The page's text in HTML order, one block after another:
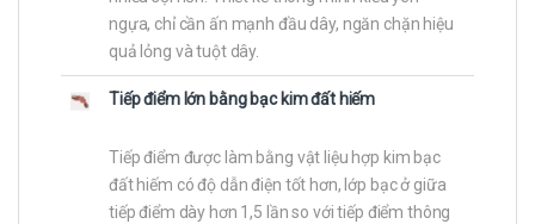
ngựa, chỉ cần ấn mạnh đầu dây, ngăn chặn hiệu
quả lỏng và tuột dây.
Tiếp điểm lớn bằng bạc kim đất hiếm
Tiếp điểm được làm bằng vật liệu hợp kim bạc
đất hiếm có độ dẫn điện tốt hơn, lớp bạc ở giữa
tiếp điểm dày hơn 1,5 lần so với tiếp điểm thông